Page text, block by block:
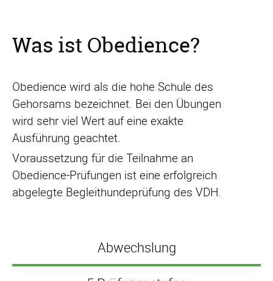
Was ist Obedience?
Obedience wird als die hohe Schule des
Gehorsams bezeichnet. Bei den Übungen
wird sehr viel Wert auf eine exakte
Ausführung geachtet.
Voraussetzung für die Teilnahme an
Obedience-Prüfungen ist eine erfolgreich
abgelegte Begleithundeprüfung des VDH.
Abwechslung